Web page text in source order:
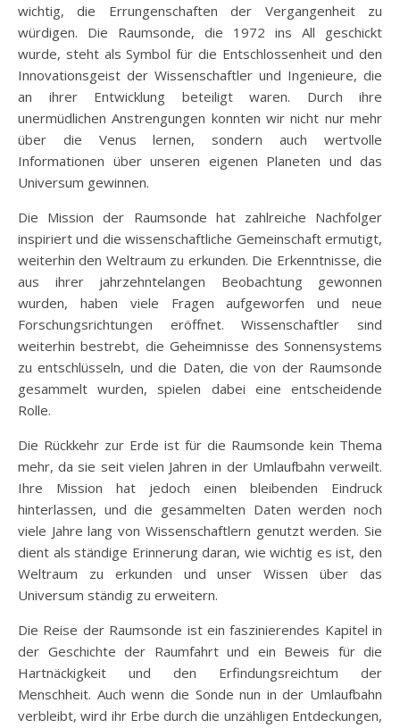
wichtig, die Errungenschaften der Vergangenheit zu
würdigen. Die Raumsonde, die 1972 ins All geschickt
wurde, steht als Symbol für die Entschlossenheit und den
Innovationsgeist der Wissenschaftler und Ingenieure, die
an ihrer Entwicklung beteiligt waren. Durch ihre
unermüdlichen Anstrengungen konnten wir nicht nur mehr
über die Venus lernen, sondern auch wertvolle
Informationen über unseren eigenen Planeten und das
Universum gewinnen.
Die Mission der Raumsonde hat zahlreiche Nachfolger
inspiriert und die wissenschaftliche Gemeinschaft ermutigt,
weiterhin den Weltraum zu erkunden. Die Erkenntnisse, die
aus ihrer jahrzehntelangen Beobachtung gewonnen
wurden, haben viele Fragen aufgeworfen und neue
Forschungsrichtungen eröffnet. Wissenschaftler sind
weiterhin bestrebt, die Geheimnisse des Sonnensystems
zu entschlüsseln, und die Daten, die von der Raumsonde
gesammelt wurden, spielen dabei eine entscheidende
Rolle.
Die Rückkehr zur Erde ist für die Raumsonde kein Thema
mehr, da sie seit vielen Jahren in der Umlaufbahn verweilt.
Ihre Mission hat jedoch einen bleibenden Eindruck
hinterlassen, und die gesammelten Daten werden noch
viele Jahre lang von Wissenschaftlern genutzt werden. Sie
dient als ständige Erinnerung daran, wie wichtig es ist, den
Weltraum zu erkunden und unser Wissen über das
Universum ständig zu erweitern.
Die Reise der Raumsonde ist ein faszinierendes Kapitel in
der Geschichte der Raumfahrt und ein Beweis für die
Hartnäckigkeit und den Erfindungsreichtum der
Menschheit. Auch wenn die Sonde nun in der Umlaufbahn
verbleibt, wird ihr Erbe durch die unzähligen Entdeckungen,